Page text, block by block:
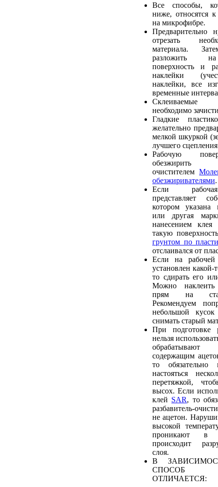
Все способы,
ниже, относятся
на микрофибре.
Предварительно
отрезать
материала.
разложить
поверхность и
наклейки
наклейки, все
временные
необходимо
Гладкие
желательно
мелкой шкуркой
лучшего
Рабочую
обезжирить
очистителем
обезжиривателями.
Если
представляет
котором указана
или другая
нанесением клея
такую
грунтом по
отслаивался от
Если на рабочей
установлен какой-
то сдирать его
Можно
прям на
Рекомендуем
небольшой
снимать старый
При подготовке
нельзя
обрабатывают
содержащим
то
настояться
перетяжкой,
высох. Если
клей SAR, то
разбавитель-
не ацетон.
высокой
проникают в
происходит
слоя.
В
СПОСОБ
ОТЛИЧАЕТСЯ: